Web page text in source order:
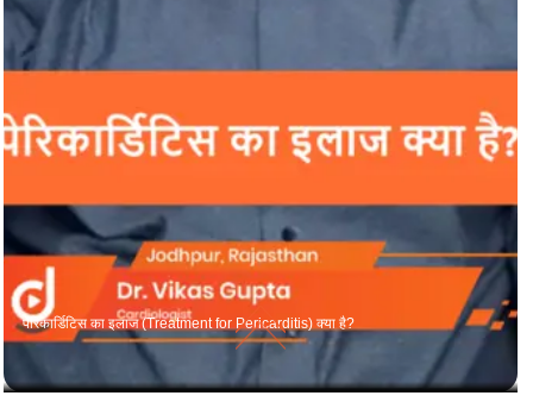
पेरिकार्डिटिस का इलाज (Treatment for Pericarditis) क्या है?